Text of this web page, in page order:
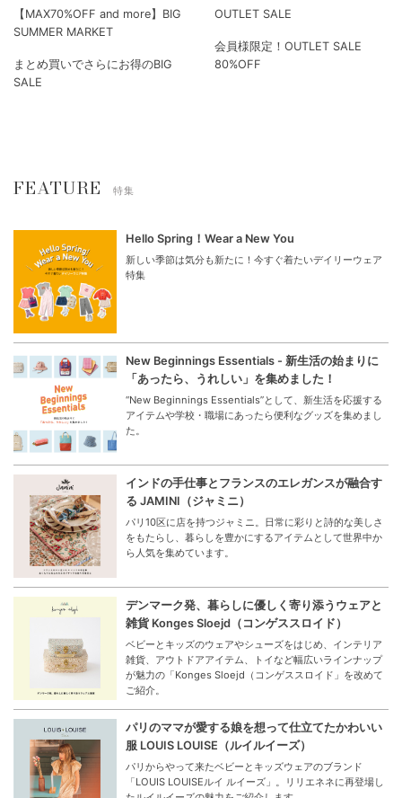
【MAX70%OFF and more】BIG
SUMMER MARKET
まとめ買いでさらにお得のBIG
SALE
OUTLET SALE
会員様限定！OUTLET SALE
80%OFF
FEATURE 特集
Hello Spring！Wear a New You
新しい季節は気分も新たに！今すぐ着たいデイリーウェア
特集
New Beginnings Essentials - 新生活の始まりに
「あったら、うれしい」を集めました！
“New Beginnings Essentials”として、新生活を応援する
アイテムや学校・職場にあったら便利なグッズを集めまし
た。
インドの手仕事とフランスのエレガンスが融合す
る JAMINI（ジャミニ）
パリ10区に店を持つジャミニ。日常に彩りと詩的な美しさ
をもたらし、暮らしを豊かにするアイテムとして世界中か
ら人気を集めています。
デンマーク発、暮らしに優しく寄り添うウェアと
雑貨 Konges Sloejd（コンゲススロイド）
ベビーとキッズのウェアやシューズをはじめ、インテリア
雑貨、アウトドアアイテム、トイなど幅広いラインナップ
が魅力の「Konges Sloejd（コンゲススロイド」を改めて
ご紹介。
パリのママが愛する娘を想って仕立てたかわいい
服 LOUIS LOUISE（ルイルイーズ）
パリからやって来たベビーとキッズウェアのブランド
「LOUIS LOUISEルイ ルイーズ」。リリエネネに再登場し